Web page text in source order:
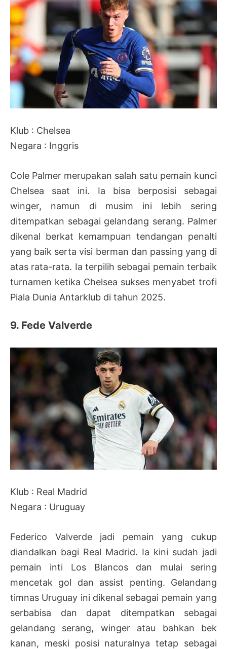
Klub : Chelsea
Negara : Inggris
Cole Palmer merupakan salah satu pemain kunci
Chelsea saat ini. Ia bisa berposisi sebagai
winger, namun di musim ini lebih sering
ditempatkan sebagai gelandang serang. Palmer
dikenal berkat kemampuan tendangan penalti
yang baik serta visi berman dan passing yang di
atas rata-rata. Ia terpilih sebagai pemain terbaik
turnamen ketika Chelsea sukses menyabet trofi
Piala Dunia Antarklub di tahun 2025.
9. Fede Valverde
Klub : Real Madrid
Negara : Uruguay
Federico Valverde jadi pemain yang cukup
diandalkan bagi Real Madrid. Ia kini sudah jadi
pemain inti Los Blancos dan mulai sering
mencetak gol dan assist penting. Gelandang
timnas Uruguay ini dikenal sebagai pemain yang
serbabisa dan dapat ditempatkan sebagai
gelandang serang, winger atau bahkan bek
kanan, meski posisi naturalnya tetap sebagai